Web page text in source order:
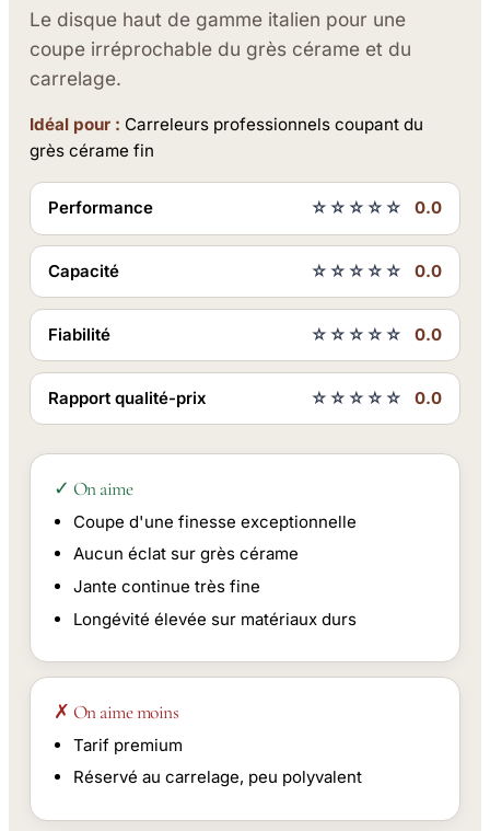
Le disque haut de gamme italien pour une
coupe irréprochable du grès cérame et du
carrelage.
Idéal pour : Carreleurs professionnels coupant du
grès cérame fin
Performance ☆☆☆☆☆ 0.0
Capacité ☆☆☆☆☆ 0.0
Fiabilité ☆☆☆☆☆ 0.0
Rapport qualité-prix ☆☆☆☆☆ 0.0
✓ On aime
Coupe d'une finesse exceptionnelle
Aucun éclat sur grès cérame
Jante continue très fine
Longévité élevée sur matériaux durs
✗ On aime moins
Tarif premium
Réservé au carrelage, peu polyvalent